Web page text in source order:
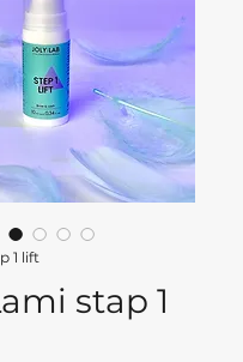
1 lift
stap 1